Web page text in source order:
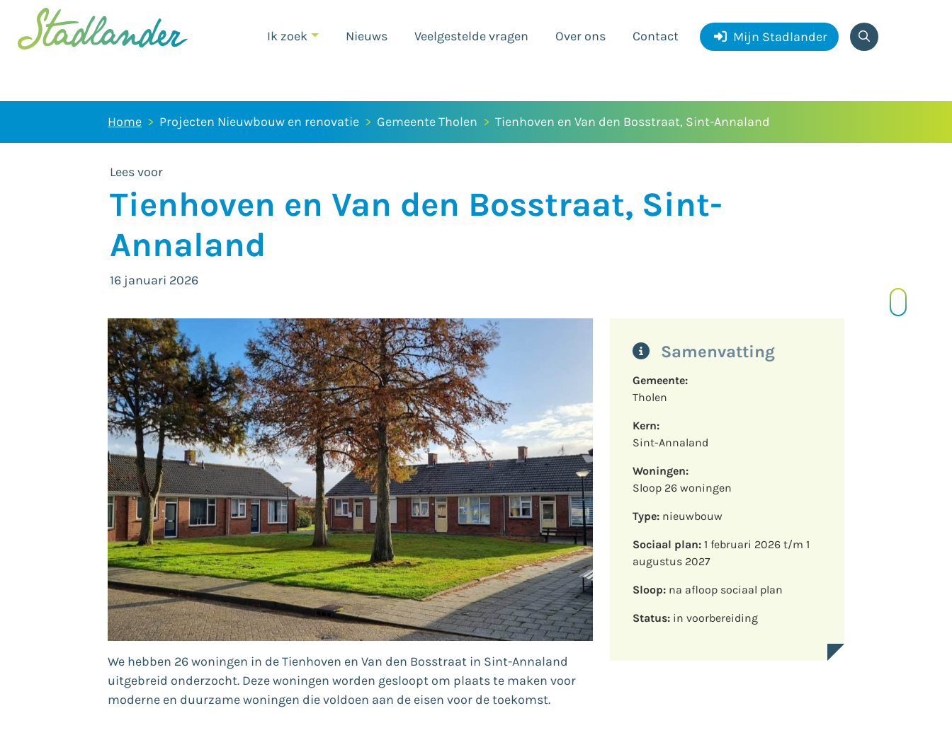
Ik zoek Nieuws Veelgestelde vragen Over ons Contact Mijn Stadlander
Home Projecten Nieuwbouw en renovatie Gemeente Tholen Tienhoven en Van den Bosstraat, Sint-Annaland
Lees voor
Tienhoven en Van den Bosstraat, Sint-
Annaland
16 januari 2026
We hebben 26 woningen in de Tienhoven en Van den Bosstraat in Sint-Annaland
uitgebreid onderzocht. Deze woningen worden gesloopt om plaats te maken voor
moderne en duurzame woningen die voldoen aan de eisen voor de toekomst.
Samenvatting
Gemeente:
Tholen
Kern:
Sint-Annaland
Woningen:
Sloop 26 woningen
Type: nieuwbouw
Sociaal plan: 1 februari 2026 t/m 1
augustus 2027
Sloop: na afloop sociaal plan
Status: in voorbereiding